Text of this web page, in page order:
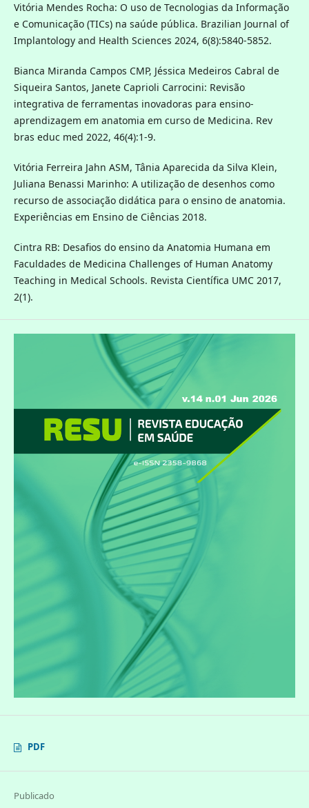
Vitória Mendes Rocha: O uso de Tecnologias da Informação
e Comunicação (TICs) na saúde pública. Brazilian Journal of
Implantology and Health Sciences 2024, 6(8):5840-5852.
Bianca Miranda Campos CMP, Jéssica Medeiros Cabral de
Siqueira Santos, Janete Caprioli Carrocini: Revisão
integrativa de ferramentas inovadoras para ensino-
aprendizagem em anatomia em curso de Medicina. Rev
bras educ med 2022, 46(4):1-9.
Vitória Ferreira Jahn ASM, Tânia Aparecida da Silva Klein,
Juliana Benassi Marinho: A utilização de desenhos como
recurso de associação didática para o ensino de anatomia.
Experiências em Ensino de Ciências 2018.
Cintra RB: Desafios do ensino da Anatomia Humana em
Faculdades de Medicina Challenges of Human Anatomy
Teaching in Medical Schools. Revista Científica UMC 2017,
2(1).
PDF
Publicado